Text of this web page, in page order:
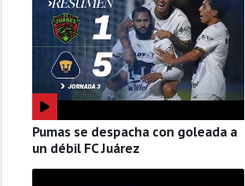
Pumas se despacha con goleada a
un débil FC Juárez